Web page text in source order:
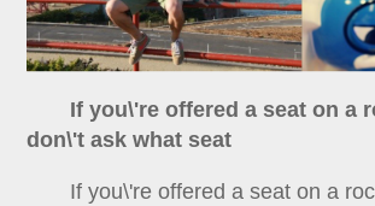
If you\'re offered a seat on a
don\'t ask what seat
If you\'re offered a seat on a